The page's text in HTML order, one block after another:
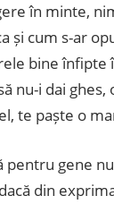
în minte,
și cum s-ar
bine
nu-i dai
te paște o
pentru gene
din